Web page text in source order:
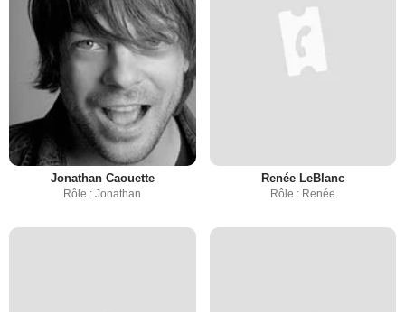
Jonathan Caouette
Rôle : Jonathan
Renée LeBlanc
Rôle : Renée